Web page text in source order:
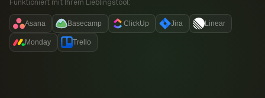
Funktioniert mit Ihrem Lieblingstool:
Asana Basecamp ClickUp Jira Linear
Monday Trello